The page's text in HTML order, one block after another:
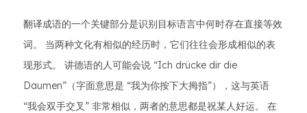
翻译成语的一个关键部分是识别目标语言中何时存在直接等效
词。 当两种文化有相似的经历时，它们往往会形成相似的表
现形式。 讲德语的人可能会说 “Ich drücke dir die
Daumen”（字面意思是 “我为你按下大拇指”），这与英语
“我会双手交叉” 非常相似，两者的意思都是祝某人好运。 在